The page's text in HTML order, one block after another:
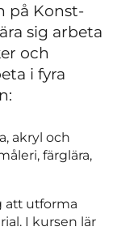
på Konst-
sig arbeta
och
i fyra
akryl och
färglära,
att utforma
I kursen lär